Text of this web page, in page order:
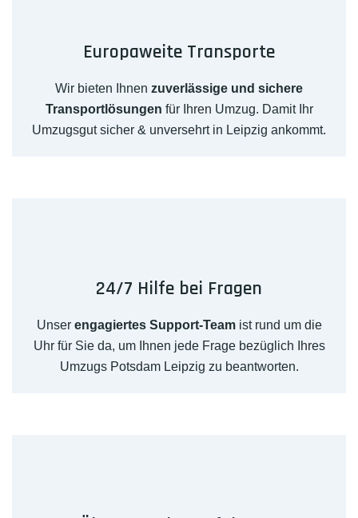
Europaweite Transporte
Wir bieten Ihnen zuverlässige und sichere
Transportlösungen für Ihren Umzug. Damit Ihr
Umzugsgut sicher & unversehrt in Leipzig ankommt.
24/7 Hilfe bei Fragen
Unser engagiertes Support-Teamist rund um die
Uhr für Sie da, um Ihnen jede Frage bezüglich Ihres
Umzugs Potsdam Leipzig zu beantworten.